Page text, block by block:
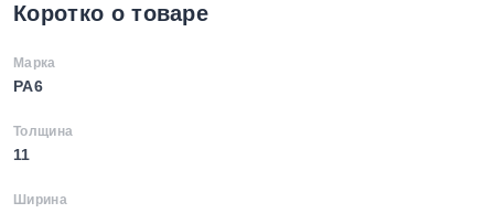
Коротко о товаре
Марка
PA6
Толщина
11
Ширина